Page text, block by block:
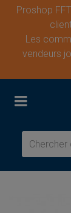
Proshop
Les
vendeurs